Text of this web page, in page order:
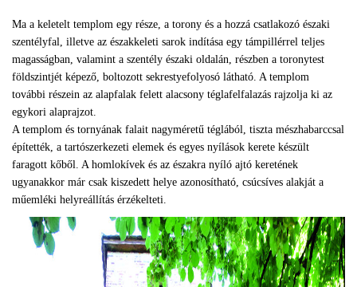
Ma a keletelt templom egy része, a torony és a hozzá csatlakozó északi
szentélyfal, illetve az északkeleti sarok indítása egy támpillérrel teljes
magasságban, valamint a szentély északi oldalán, részben a toronytest
földszintjét képező, boltozott sekrestyefolyosó látható. A templom
további részein az alapfalak felett alacsony téglafelfalazás rajzolja ki az
egykori alaprajzot.
A templom és tornyának falait nagyméretű téglából, tiszta mészhabarccsal
építették, a tartószerkezeti elemek és egyes nyílások kerete készült
faragott kőből. A homlokívek és az északra nyíló ajtó keretének
ugyanakkor már csak kiszedett helye azonosítható, csúcsíves alakját a
műemléki helyreállítás érzékelteti.